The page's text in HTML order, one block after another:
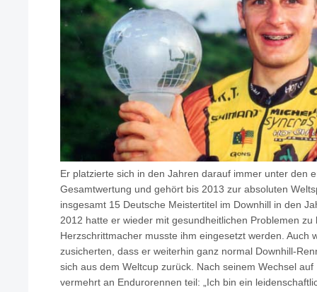
Er platzierte sich in den Jahren darauf immer unter den
Gesamtwertung und gehört bis 2013 zur absoluten
insgesamt 15 Deutsche Meistertitel im Downhill in den
2012 hatte er wieder mit gesundheitlichen Problemen zu
Herzschrittmacher musste ihm eingesetzt werden. Auch
zusicherten, dass er weiterhin ganz normal Downhill-
sich aus dem Weltcup zurück. Nach seinem Wechsel
vermehrt an Endurorennen teil: „Ich bin ein